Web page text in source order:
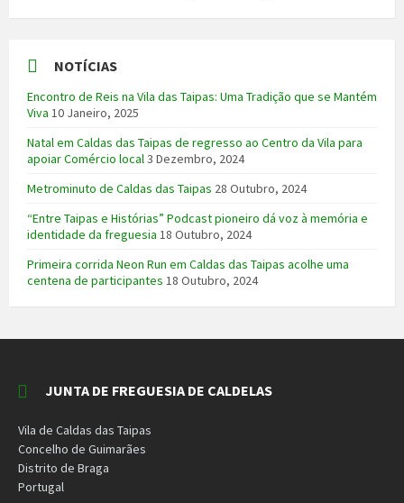
NOTÍCIAS
Encontro de Reis na Vila das Taipas: Uma Tradição que se Mantém
Viva 10 Janeiro, 2025
Natal em Caldas das Taipas de regresso ao Centro da Vila para
apoiar Comércio local3 Dezembro, 2024
Metrominuto de Caldas das Taipas 28 Outubro, 2024
“Entre Taipas e Histórias” Podcast pioneiro dá voz à memória e
identidade da freguesia 18 Outubro, 2024
Primeira corrida Neon Run em Caldas das Taipas acolhe uma
centena de participantes 18 Outubro, 2024
JUNTA DE FREGUESIA DE CALDELAS
Vila de Caldas das Taipas
Concelho de Guimarães
Distrito de Braga
Portugal